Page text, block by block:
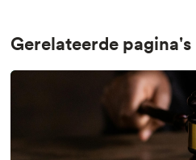
Gerelateerde pagina's